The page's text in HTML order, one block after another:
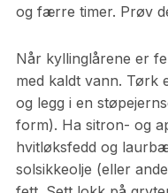
og færre timer. Prøv
Når kyllinglårene er
med kaldt vann. Tørk
og legg i en
form). Ha sitron- og
hvitløksfedd og
solsikkeolje (eller